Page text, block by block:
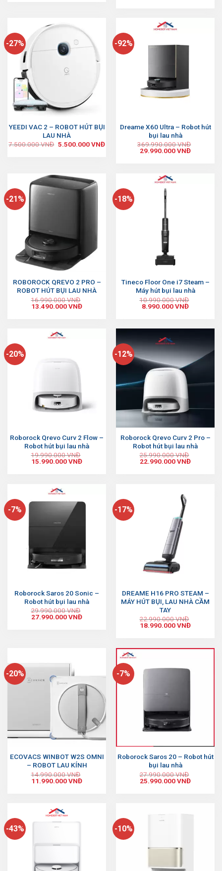
-27%
YEEDI VAC 2 – ROBOT HÚT BỤI
LAU NHÀ
7.500.000VNĐ 5.500.000VNĐ
-92%
Dreame X60 Ultra – Robot hút
bụi lau nhà
369.990.000VNĐ
29.990.000VNĐ
-21%
ROBOROCK QREVO 2 PRO –
ROBOT HÚT BỤI LAU NHÀ
16.990.000VNĐ
13.490.000VNĐ
-18%
Tineco Floor One i7 Steam –
Máy hút bụi lau nhà
10.990.000VNĐ
8.990.000VNĐ
-20%
Roborock Qrevo Curv 2 Flow –
Robot hút bụi lau nhà
19.990.000VNĐ
15.990.000VNĐ
-12%
Roborock Qrevo Curv 2 Pro –
Robot hút bụi lau nhà
25.990.000VNĐ
22.990.000VNĐ
-7%
Roborock Saros 20 Sonic –
Robot hút bụi lau nhà
29.990.000VNĐ
27.990.000VNĐ
-17%
DREAME H16 PRO STEAM –
MÁY HÚT BỤI, LAU NHÀ CẦM
TAY
22.990.000VNĐ
18.990.000VNĐ
-20%
ECOVACS WINBOT W2S OMNI
– ROBOT LAU KÍNH
14.990.000VNĐ
11.990.000VNĐ
-7%
Roborock Saros 20 – Robot hút
bụi lau nhà
27.990.000VNĐ
25.990.000VNĐ
-43% -10%